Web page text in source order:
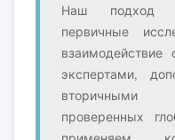
Наш подход
первичные
экспертами,
вторичными
проверенных